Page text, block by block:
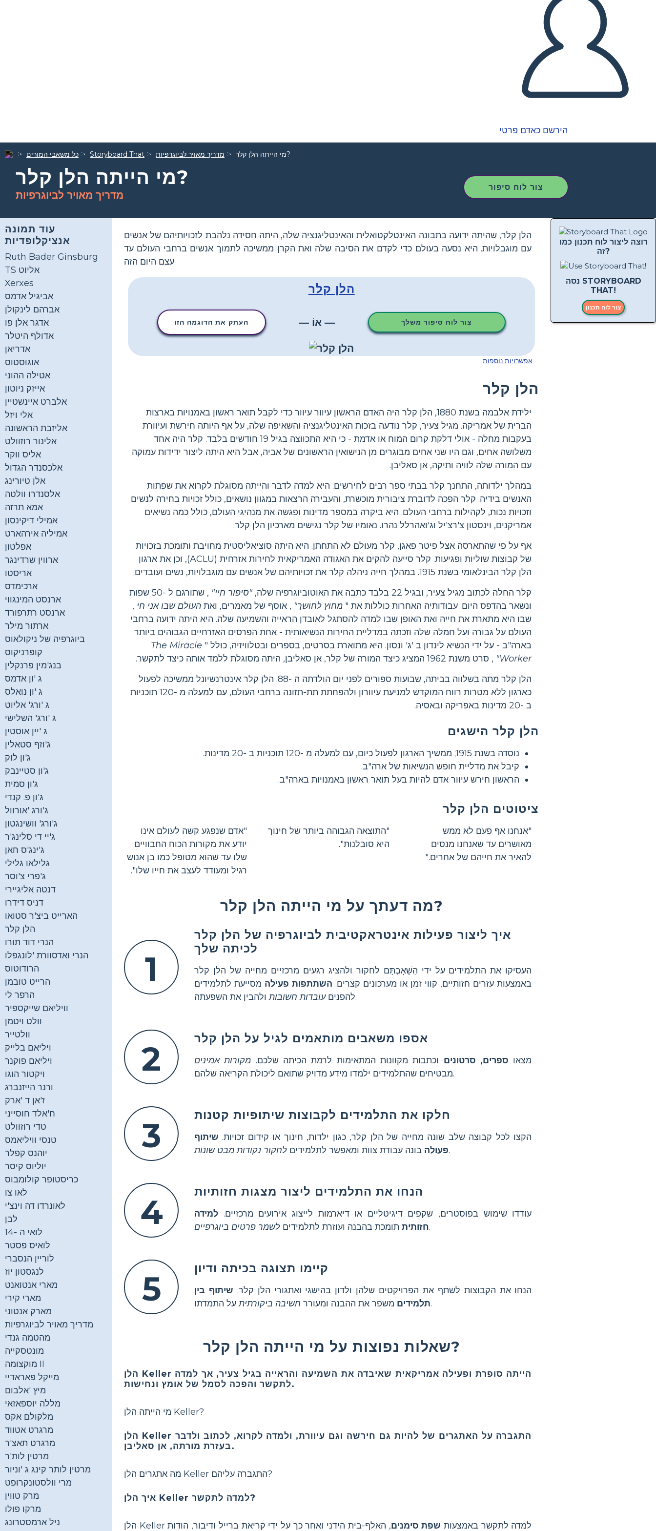
הירשם כאדם פרטי
כל משאבי המורים Storyboard That מדריך מאויר לביוגרפיות מי הייתה הלן קלר?
מי הייתה הלן קלר?
מדריך מאויר לביוגרפיות
צור לוח סיפור
עוד תמונה
אנציקלופדיות
Ruth Bader Ginsburg
TS אליוט
Xerxes
אביגיל אדמס
אברהם לינקולן
אדגר אלן פו
אדולף היטלר
אדריאן
אוגוסטוס
אטילה ההוני
אייזק ניוטון
אלברט איינשטיין
אלי ויזל
אליזבת הראשונה
אלינור רוזוולט
אליס ווקר
אלכסנדר הגדול
אלן טיורינג
אלסנדרו וולטה
אמא תרזה
אמילי דיקינסון
אמיליה אירהארט
אפלטון
ארווין שרדינגר
אריסטו
ארכימדס
ארנסט המינגווי
ארנסט רתרפורד
ארתור מילר
ביוגרפיה של ניקולאוס
קופרניקוס
בנג'מין פרנקלין
ג 'ון אדמס
ג 'ון נואלס
ג 'ורג' אליוט
ג 'ורג' השלישי
ג 'יין אוסטין
ג'וזף סטאלין
ג'ון לוק
ג'ון סטיינבק
ג'ון סמית
ג'ון פ. קנדי
ג'ורג 'אורוול
ג'ורג' וושינגטון
ג'יי די סלינג'ר
ג'ינג'ס חאן
גלילאו גלילי
ג'פרי צ'וסר
דנטה אליגיירי
דניס דידרו
הארייט ביצ'ר סטואו
הלן קלר
הנרי דוד תורו
הנרי ואדסוורת 'לונגפלו
הרודוטוס
הרייט טובמן
הרפר לי
וויליאם שייקספיר
וולט ויטמן
וולטייר
ויליאם בלייק
ויליאם פוקנר
ויקטור הוגו
ורנר הייזנברג
ז'אן ד 'ארק
ח'אלד חוסייני
טדי רוזוולט
טנסי וויליאמס
יוהנס קפלר
יוליוס קיסר
כריסטופר קולומבוס
לאו צו
לאונרדו דה וינצ'י
לבן
לואי ה -14
לואיס פסטר
לוריין הנסברי
לנגסטון יוז
מארי אנטואנט
מארי קירי
מארק אנטוני
מדריך מאויר לביוגרפיות
מהטמה גנדי
מונטסקייה
מוקצומה II
מייקל פאראדיי
מיץ 'אלבום
מללה יוספאזאי
מלקולם אקס
מרגרט אטווד
מרגרט תאצ'ר
מרטין לות'ר
מרטין לותר קינג ג 'וניור
מרי וולסטונקרופט
מרק טווין
מרקו פולו
ניל ארמסטרונג
רוצה ליצור לוח תכנון כמו
זה?
נסה STORYBOARD
THAT!
צור לוח תכנון
הלן קלר, שהיתה ידועה בתבונה האינטלקטואלית והאינטליגנציה שלה, היתה חסידה נלהבת לזכויותיהם של אנשים
עם מוגבלויות. היא נסעה בעולם כדי לקדם את הסיבה שלה ואת הקרן ממשיכה לתמוך אנשים ברחבי העולם עד
עצם היום הזה.
הלן קלר
העתק את הדוגמה הזו — אוֹ — צור לוח סיפור משלך
אפשרויות נוספות
הלן קלר
ילידת אלבמה בשנת 1880, הלן קלר היה האדם הראשון עיוור עיוור כדי לקבל תואר ראשון באמנויות בארצות
הברית של אמריקה. מגיל צעיר, קלר נודעה בזכות האינטליגנציה והשאיפה שלה, על אף היותה חירשת ועיוורת
בעקבות מחלה - אולי דלקת קרום המוח או אדמת - כי היא התכווצה בגיל 19 חודשים בלבד. קלר היה אחד
משלושה אחים, וגם היו שני אחים מבוגרים מן הנישואין הראשונים של אביה, אבל היא היתה ליצור ידידות עמוקה
עם המורה שלה לוויה ותיקה, אן סאליבן.
במהלך ילדותה, התחנך קלר בבתי ספר רבים לחירשים. היא למדה לדבר והייתה מסוגלת לקרוא את שפתות
האנשים בידיה. קלר הפכה לדוברת ציבורית מוכשרת, והעבירה הרצאות במגוון נושאים, כולל זכויות בחירה לנשים
וזכויות נכות, לקהילות ברחבי העולם. היא ביקרה במספר מדינות ופגשה את מנהיגי העולם, כולל כמה נשיאים
אמריקנים, וינסטון צ'רצ'יל וג'ואהרלל נהרו. נאומיו של קלר נגישים מארכיון הלן קלר.
אף על פי שהתארסה אצל פיטר פאגן, קלר מעולם לא התחתן. היא היתה סוציאליסטית מחויבת ותומכת בזכויות
של קבוצות שוליות ופגיעות. קלר סייעה להקים את האגודה האמריקאית לחירות אזרחית (ACLU), וכן את ארגון
הלן קלר הבינלאומי בשנת 1915. במהלך חייה ניהלה קלר את זכויותיהם של אנשים עם מוגבלויות, נשים ועובדים.
קלר החלה לכתוב מגיל צעיר, ובגיל 22 בלבד כתבה את האוטוביוגרפיה שלה,
"סיפור חיי"
, שתורגם ל -50 שפות
ונשאר בהדפס היום. עבודותיה האחרות כוללות את " מחוץ לחושך" , אוסף של מאמרים, ואת העולם שבו אני חי ,
שבו היא מתארת ​​את חייה ואת האופן שבו למדה להסתגל לאובדן הראייה והשמיעה שלה. היא היתה ידועה ברחבי
העולם על גבורה ועל חמלה שלה וזכתה במדליית החירות הנשיאותית - אחת הפרסים האזרחיים הגבוהים ביותר
בארה"ב - על ידי הנשיא לינדון ב 'ג' ונסון. היא מתוארת בסרטים, בספרים ובטלוויזיה, כולל " The Miracle
Worker"
, סרט משנת 1962 המציג כיצד המורה של קלר, אן סאליבן, היתה מסוגלת ללמד אותה כיצד לתקשר.
הלן קלר מתה בשלווה בביתה, שבועות ספורים לפני יום הולדתה ה -88. הלן קלר אינטרנשיונל ממשיכה לפעול
כארגון ללא מטרות רווח המוקדש למניעת עיוורון ולהפחתת תת-תזונה ברחבי העולם, עם למעלה מ -120 תוכניות
ב -20 מדינות באפריקה ובאסיה.
הלן קלר הישגים
נוסדה בשנת 1915; ממשיך הארגון לפעול כיום, עם למעלה מ -120 תוכניות ב -20 מדינות.
קיבל את מדליית חופש הנשיאות של ארה"ב.
הראשון חירש עיוור אדם להיות בעל תואר ראשון באמנויות בארה"ב.
ציטוטים הלן קלר
"אנחנו אף פעם לא ממש
מאושרים עד שאנחנו מנסים
להאיר את חייהם של אחרים."
"התוצאה הגבוהה ביותר של חינוך
היא סובלנות".
"אדם שנפגע קשה לעולם אינו
יודע את מקורות הכוח החבוויים
שלו עד שהוא מטופל כמו בן אנוש
רגיל ומעודד לעצב את חייו שלו".
מה דעתך על מי הייתה הלן קלר?
1
איך ליצור פעילות אינטראקטיבית לביוגרפיה של הלן קלר
לכיתה שלך
העסיקו את התלמידים על ידי הַשָׁאָבְתָּם לחקור ולהציג רגעים מרכזיים מחייה של הלן קלר
באמצעות עזרים חזותיים, קווי זמן או מערכונים קצרים. השתתפות פעילה מסייעת לתלמידים
להפניםעובדות חשובות ולהבין את השפעתה.
2
אספו משאבים מותאמים לגיל על הלן קלר
מצאו ספרים, סרטונים וכתבות מקוונות המתאימות לרמת הכיתה שלכם. מקורות אמינים
מבטיחים שהתלמידים ילמדו מידע מדויק שתואם ליכולת הקריאה שלהם.
3
חלקו את התלמידים לקבוצות שיתופיות קטנות
הקצו לכל קבוצה שלב שונה מחייה של הלן קלר, כגון ילדות, חינוך או קידום זכויות. שיתוף
פעולה בונה עבודת צוות ומאפשר לתלמידים לחקור נקודות מבט שונות .
4
הנחו את התלמידים ליצור מצגות חזותיות
עודדו שימוש בפוסטרים, שקפים דיגיטליים או דיארמות לייצוג אירועים מרכזיים. למידה
חזותית תומכת בהבנה ועוזרת לתלמידים לשמר פרטים ביוגרפיים .
5
קיימו תצוגה בכיתה ודיון
הנחו את הקבוצות לשתף את הפרויקטים שלהן ולדון בהישגי ואתגורי הלן קלר. שיתוף בין
תלמידים משפר את ההבנה ומעורר חשיבה ביקורתית על התמדתו.
שאלות נפוצות על מי הייתה הלן קלר?
הלן Keller
לתקשר והפכה לסמל של אומץ ונחישות.
מי הייתה הלן Keller?
הלן Keller
בעזרת מורתה, אן סאליבן.
מה אתגרים הלן Keller התגברה עליהם?
איך הלן Keller למדה לתקשר?
הלן Keller למדה לתקשר באמצעות שפת סימנים, האלף-בית הידני ואחר כך על ידי קריאת ברייל ודיבור, הודות